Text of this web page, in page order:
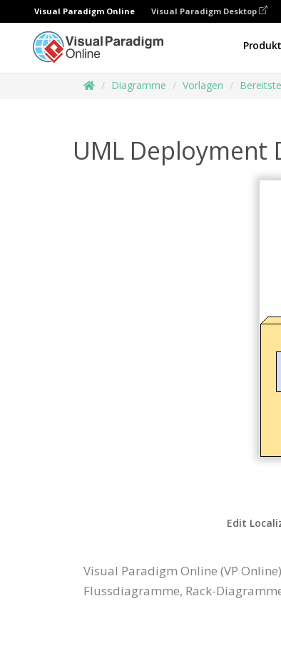
Visual Paradigm Online Visual Paradigm Desktop
Produkt
Diagramme Vorlagen
UML Deployment
Edit
Visual Paradigm Online (VP
Flussdiagramme, Rack-